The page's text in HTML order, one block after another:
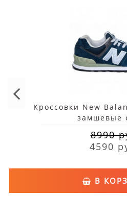
Кроссовки New
замшевые
8990
4590
В